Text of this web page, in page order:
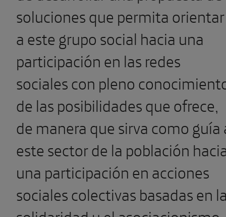
soluciones que permita orientar
a este grupo social hacia una
participación en las redes
sociales con pleno
de las posibilidades que ofrece,
de manera que sirva como guía
este sector de la población
una participación en acciones
sociales colectivas basadas en